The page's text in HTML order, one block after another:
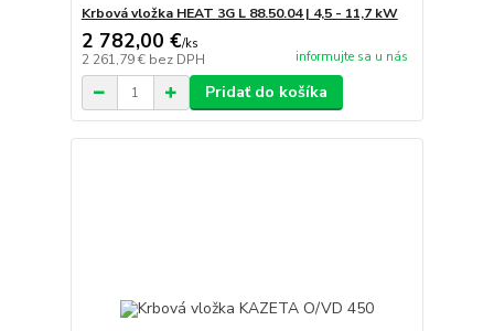
Krbová vložka HEAT 3G L 88.50.04 | 4,5 - 11,7 kW
2 782,00 €/ks
2 261,79 € bez DPH informujte sa u nás
Pridať do košíka